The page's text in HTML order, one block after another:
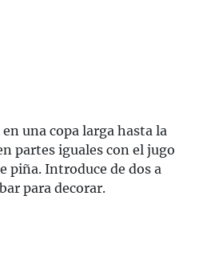
una copa larga hasta la
partes iguales con el jugo
piña. Introduce de dos a
para decorar.